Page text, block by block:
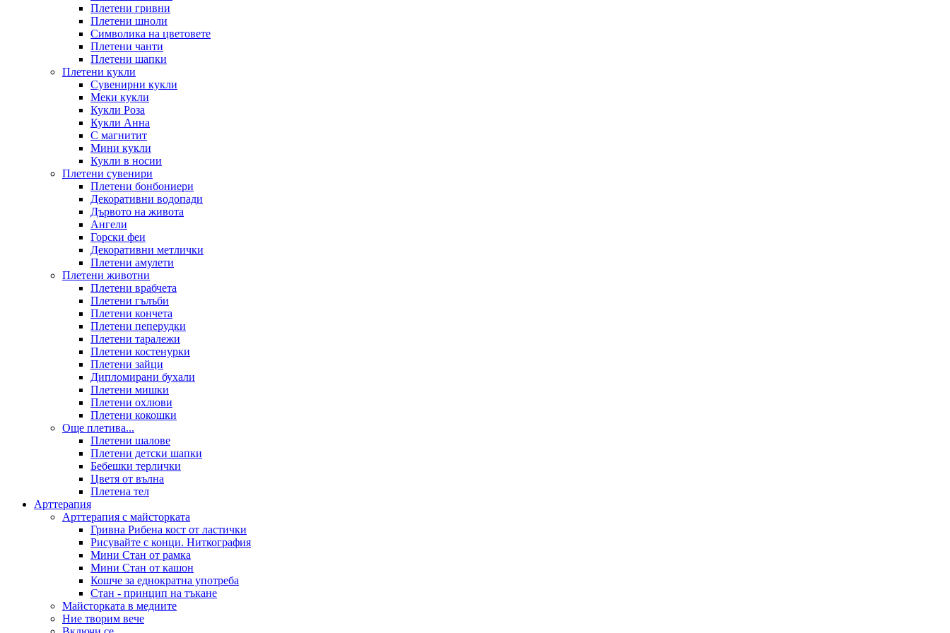
Плетени гривни
Плетени шноли
Символика на цветовете
Плетени чанти
Плетени шапки
Плетени кукли
Сувенирни кукли
Меки кукли
Кукли Роза
Кукли Анна
С магнитит
Мини кукли
Кукли в носии
Плетени сувенири
Плетени бонбониери
Декоративни водопади
Дървото на живота
Ангели
Горски феи
Декоративни метлички
Плетени амулети
Плетени животни
Плетени врабчета
Плетени гълъби
Плетени кончета
Плетени пеперудки
Плетени таралежи
Плетени костенурки
Плетени зайци
Дипломирани бухали
Плетени мишки
Плетени охлюви
Плетени кокошки
Още плетива...
Плетени шалове
Плетени детски шапки
Бебешки терлички
Цветя от вълна
Плетена тел
Арттерапия
Арттерапия с майсторката
Гривна Рибена кост от ластички
Рисувайте с конци. Ниткография
Мини Стан от рамка
Мини Стан от кашон
Кошче за еднократна употреба
Стан - принцип на тъкане
Майсторката в медиите
Ние творим вече